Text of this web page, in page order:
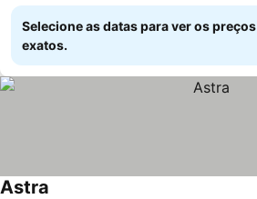
Selecione as datas para ver os preços
exatos.
Astra